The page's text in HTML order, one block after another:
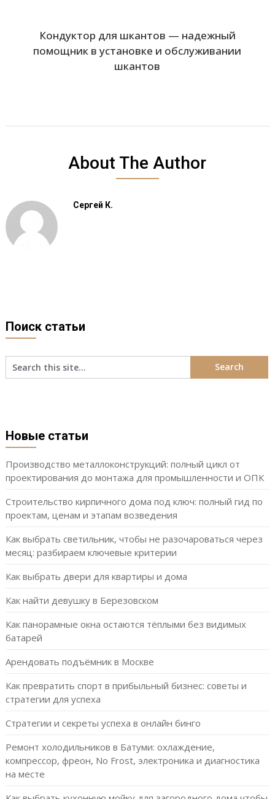
Кондуктор для шкантов — надежный
помощник в установке и обслуживании
шкантов
About The Author
Сергей К.
Поиск статьи
Новые статьи
Производство металлоконструкций: полный цикл от
проектирования до монтажа для промышленности и ОПК
Строительство кирпичного дома под ключ: полный гид по
проектам, ценам и этапам возведения
Как выбрать светильник, чтобы не разочароваться через
месяц: разбираем ключевые критерии
Как выбрать двери для квартиры и дома
Как найти девушку в Березовском
Как панорамные окна остаются тёплыми без видимых
батарей
Арендовать подъёмник в Москве
Как превратить спорт в прибыльный бизнес: советы и
стратегии для успеха
Стратегии и секреты успеха в онлайн бинго
Ремонт холодильников в Батуми: охлаждение,
компрессор, фреон, No Frost, электроника и диагностика
на месте